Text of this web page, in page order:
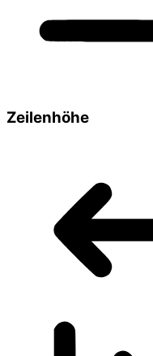
Zeilenhöhe